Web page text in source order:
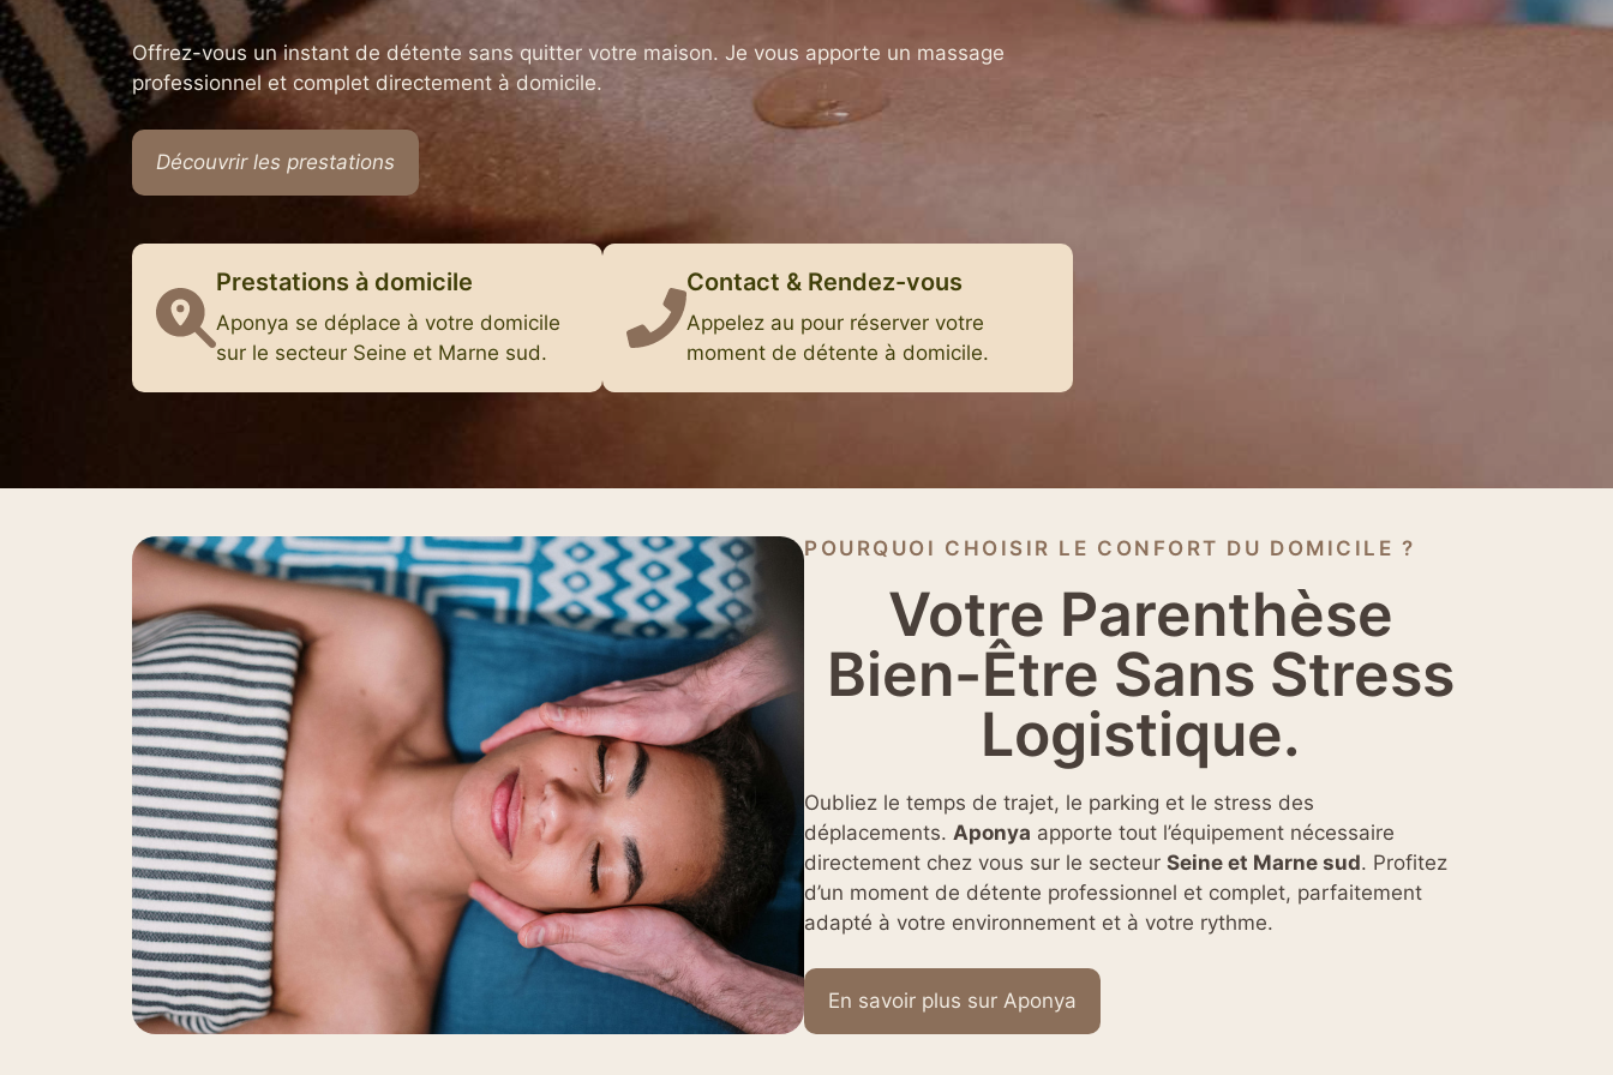
Offrez-vous un instant de détente sans quitter votre maison. Je vous apporte un massage
professionnel et complet directement à domicile.
Découvrir les prestations
Prestations à domicile
Aponya se déplace à votre domicile
sur le secteur Seine et Marne sud.
Contact & Rendez-vous
Appelez au pour réserver votre
moment de détente à domicile.
POURQUOI CHOISIR LE CONFORT DU DOMICILE ?
Votre Parenthèse
Bien-Être Sans Stress
Logistique.
Oubliez le temps de trajet, le parking et le stress des
déplacements. Aponya apporte tout l’équipement nécessaire
directement chez vous sur le secteur Seine et Marne sud. Profitez
d’un moment de détente professionnel et complet, parfaitement
adapté à votre environnement et à votre rythme.
En savoir plus sur Aponya